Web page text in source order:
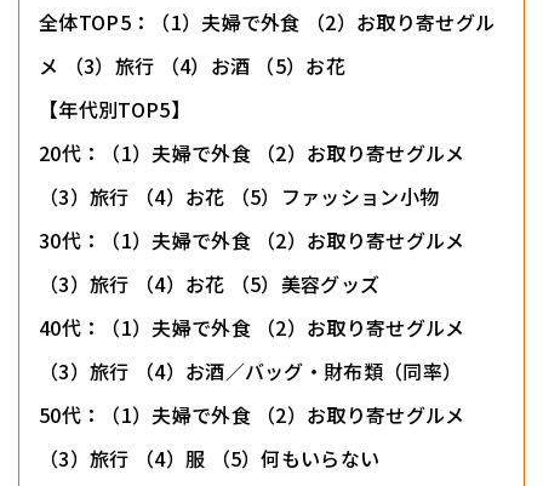
全体TOP5：（1）夫婦で外食 （2）お取り寄せグル
メ （3）旅行 （4）お酒 （5）お花
【年代別TOP5】
20代：（1）夫婦で外食 （2）お取り寄せグルメ
（3）旅行 （4）お花 （5）ファッション小物
30代：（1）夫婦で外食 （2）お取り寄せグルメ
（3）旅行 （4）お花 （5）美容グッズ
40代：（1）夫婦で外食 （2）お取り寄せグルメ
（3）旅行 （4）お酒／バッグ・財布類（同率）
50代：（1）夫婦で外食 （2）お取り寄せグルメ
（3）旅行 （4）服 （5）何もいらない